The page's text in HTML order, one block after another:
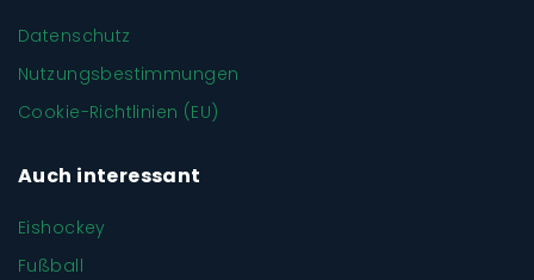
Datenschutz
Nutzungsbestimmungen
Cookie-Richtlinien (EU)
Auch interessant
Eishockey
Fußball